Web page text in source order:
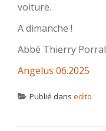
voiture.
A dimanche !
Abbé Thierry Porral
Angelus 06.2025
Publié dans edito